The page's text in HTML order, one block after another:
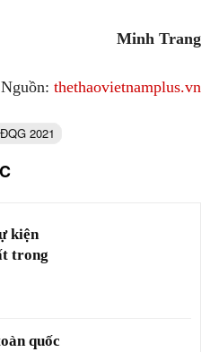
Minh Trang
Nguồn: thethaovietnamplus.vn
2021
kiện
trong
quốc